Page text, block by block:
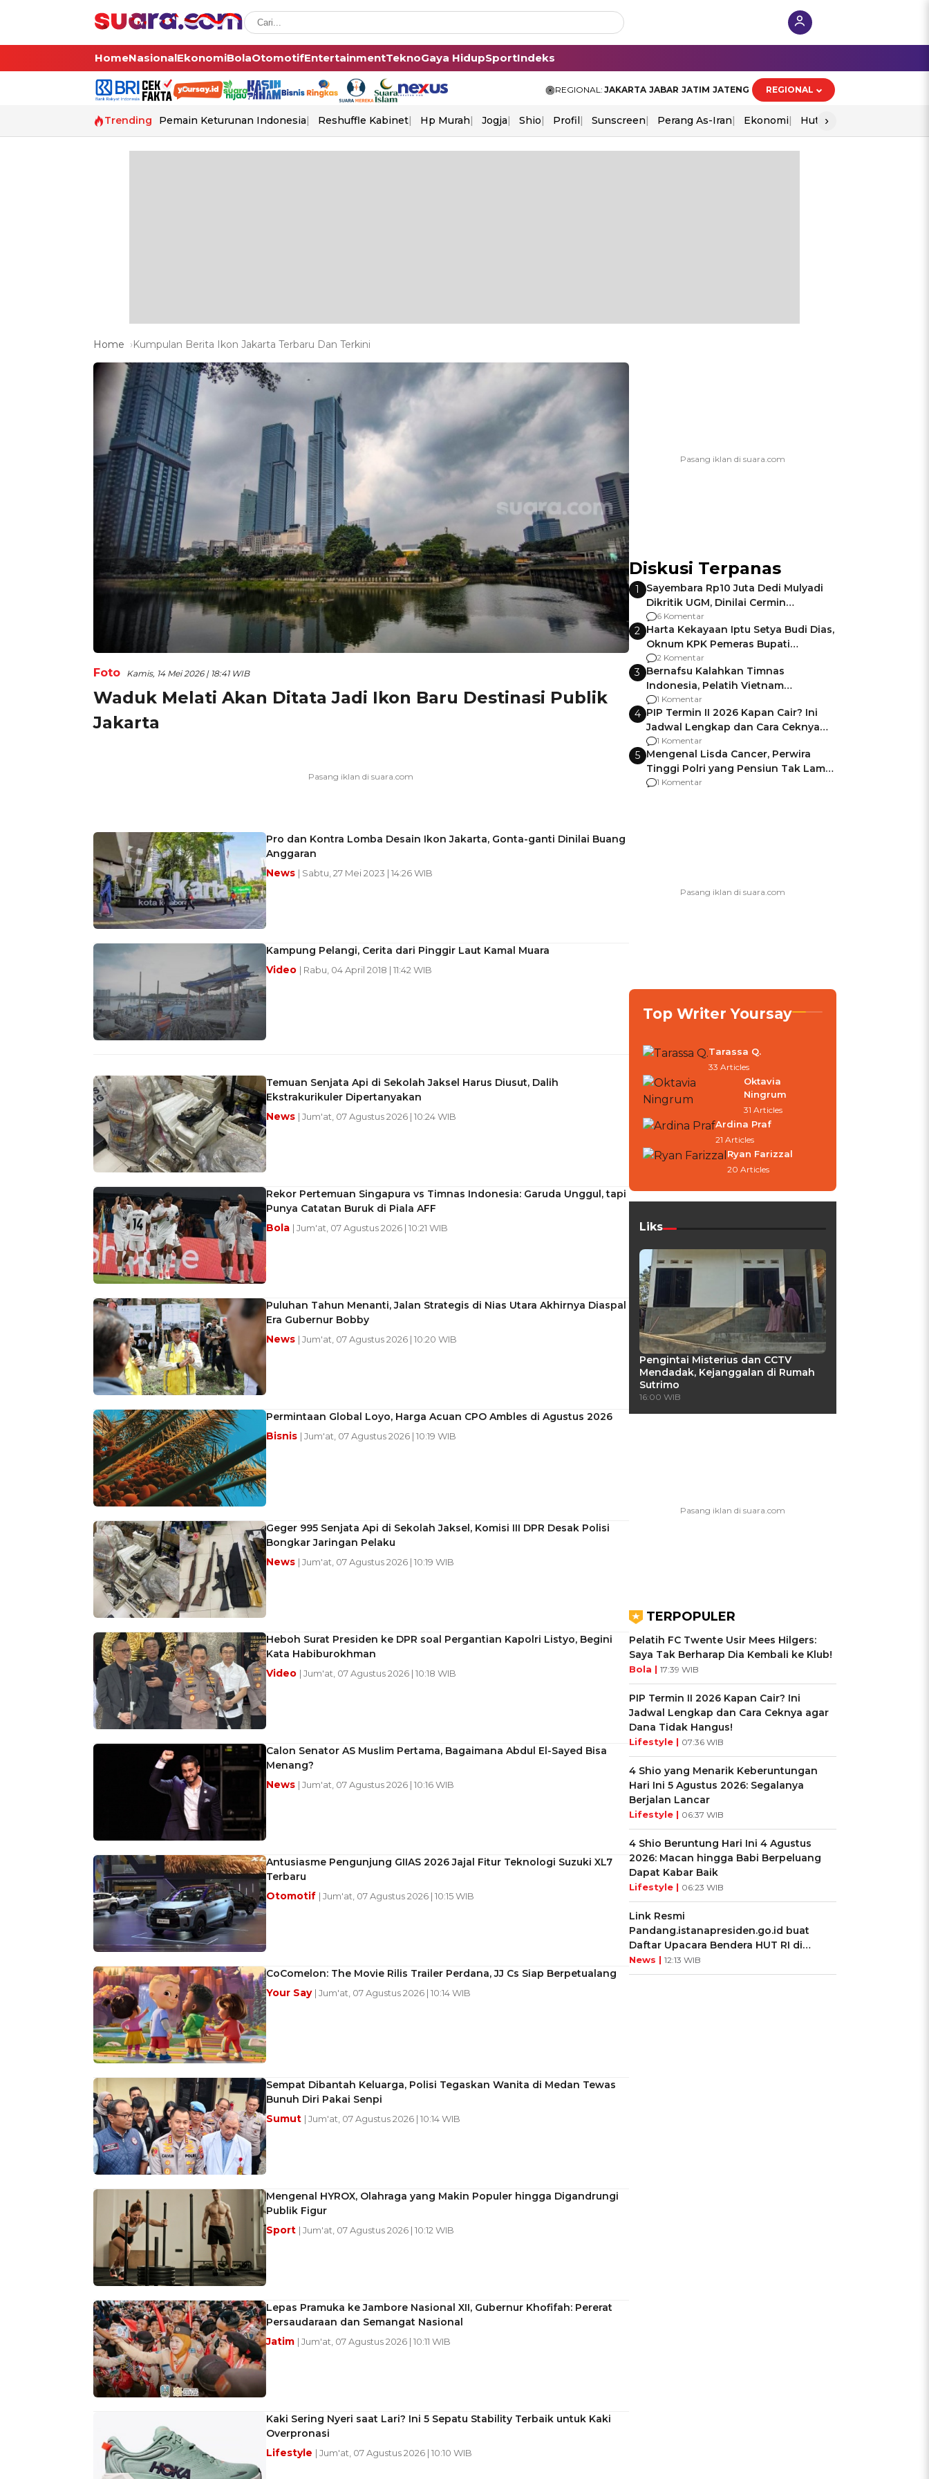
HomeNasionalEkonomiBolaOtomotifEntertainmentTeknoGaya HidupSportIndeks
REGIONAL: JAKARTA JABAR JATIM JATENG REGIONAL
Trending Pemain Keturunan Indonesia Reshuffle Kabinet Hp Murah Jogja Shio Profil Sunscreen Perang As-Iran Ekonomi Hut Ri
›
Home Kumpulan Berita Ikon Jakarta Terbaru Dan Terkini
Foto Kamis, 14 Mei 2026 | 18:41 WIB
Waduk Melati Akan Ditata Jadi Ikon Baru Destinasi Publik
Jakarta
Pro dan Kontra Lomba Desain Ikon Jakarta, Gonta-ganti Dinilai Buang
Anggaran
News | Sabtu, 27 Mei 2023 | 14:26 WIB
Kampung Pelangi, Cerita dari Pinggir Laut Kamal Muara
Video | Rabu, 04 April 2018 | 11:42 WIB
Temuan Senjata Api di Sekolah Jaksel Harus Diusut, Dalih
Ekstrakurikuler Dipertanyakan
News | Jum'at, 07 Agustus 2026 | 10:24 WIB
Rekor Pertemuan Singapura vs Timnas Indonesia: Garuda Unggul, tapi
Punya Catatan Buruk di Piala AFF
Bola | Jum'at, 07 Agustus 2026 | 10:21 WIB
Puluhan Tahun Menanti, Jalan Strategis di Nias Utara Akhirnya Diaspal
Era Gubernur Bobby
News | Jum'at, 07 Agustus 2026 | 10:20 WIB
Permintaan Global Loyo, Harga Acuan CPO Ambles di Agustus 2026
Bisnis | Jum'at, 07 Agustus 2026 | 10:19 WIB
Geger 995 Senjata Api di Sekolah Jaksel, Komisi III DPR Desak Polisi
Bongkar Jaringan Pelaku
News | Jum'at, 07 Agustus 2026 | 10:19 WIB
Heboh Surat Presiden ke DPR soal Pergantian Kapolri Listyo, Begini
Kata Habiburokhman
Video | Jum'at, 07 Agustus 2026 | 10:18 WIB
Calon Senator AS Muslim Pertama, Bagaimana Abdul El-Sayed Bisa
Menang?
News | Jum'at, 07 Agustus 2026 | 10:16 WIB
Antusiasme Pengunjung GIIAS 2026 Jajal Fitur Teknologi Suzuki XL7
Terbaru
Otomotif | Jum'at, 07 Agustus 2026 | 10:15 WIB
CoComelon: The Movie Rilis Trailer Perdana, JJ Cs Siap Berpetualang
Your Say | Jum'at, 07 Agustus 2026 | 10:14 WIB
Sempat Dibantah Keluarga, Polisi Tegaskan Wanita di Medan Tewas
Bunuh Diri Pakai Senpi
Sumut | Jum'at, 07 Agustus 2026 | 10:14 WIB
Mengenal HYROX, Olahraga yang Makin Populer hingga Digandrungi
Publik Figur
Sport | Jum'at, 07 Agustus 2026 | 10:12 WIB
Lepas Pramuka ke Jambore Nasional XII, Gubernur Khofifah: Pererat
Persaudaraan dan Semangat Nasional
Jatim | Jum'at, 07 Agustus 2026 | 10:11 WIB
Kaki Sering Nyeri saat Lari? Ini 5 Sepatu Stability Terbaik untuk Kaki
Overpronasi
Lifestyle | Jum'at, 07 Agustus 2026 | 10:10 WIB
Diskusi Terpanas
1
Sayembara Rp10 Juta Dedi Mulyadi
Dikritik UGM, Dinilai Cermin
Gagalnya Negara Jamin Keamanan
6 Komentar
2 Harta Kekayaan Iptu Setya Budi Dias,
Oknum KPK Pemeras Bupati
Pemalang
2 Komentar
3 Bernafsu Kalahkan Timnas
Indonesia, Pelatih Vietnam
Berencana Pakai Jimat di Pakansari
1 Komentar
4 PIP Termin II 2026 Kapan Cair? Ini
Jadwal Lengkap dan Cara Ceknya
agar Dana Tidak Hangus!
1 Komentar
5 Mengenal Lisda Cancer, Perwira
Tinggi Polri yang Pensiun Tak Lama
Usai Jadi Brigjen
1 Komentar
Top Writer Yoursay
Tarassa Q.
33 Articles
Oktavia
Ningrum
31 Articles
Ardina Praf
21 Articles
Ryan Farizzal
20 Articles
Liks
Pengintai Misterius dan CCTV
Mendadak, Kejanggalan di Rumah
Sutrimo
16:00 WIB
TERPOPULER
Pelatih FC Twente Usir Mees Hilgers:
Saya Tak Berharap Dia Kembali ke Klub!
Bola | 17:39 WIB
PIP Termin II 2026 Kapan Cair? Ini
Jadwal Lengkap dan Cara Ceknya agar
Dana Tidak Hangus!
Lifestyle | 07:36 WIB
4 Shio yang Menarik Keberuntungan
Hari Ini 5 Agustus 2026: Segalanya
Berjalan Lancar
Lifestyle | 06:37 WIB
4 Shio Beruntung Hari Ini 4 Agustus
2026: Macan hingga Babi Berpeluang
Dapat Kabar Baik
Lifestyle | 06:23 WIB
Link Resmi
Pandang.istanapresiden.go.id buat
Daftar Upacara Bendera HUT RI di
Istana Negara
News | 12:13 WIB